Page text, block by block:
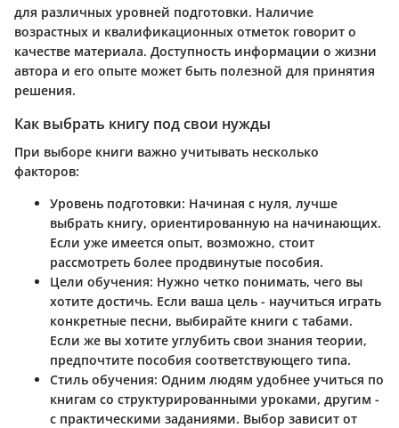
для различных уровней подготовки. Наличие
возрастных и квалификационных отметок говорит о
качестве материала. Доступность информации о жизни
автора и его опыте может быть полезной для принятия
решения.
Как выбрать книгу под свои нужды
При выборе книги важно учитывать несколько
факторов:
Уровень подготовки: Начиная с нуля, лучше
выбрать книгу, ориентированную на начинающих.
Если уже имеется опыт, возможно, стоит
рассмотреть более продвинутые пособия.
Цели обучения: Нужно четко понимать, чего вы
хотите достичь. Если ваша цель - научиться играть
конкретные песни, выбирайте книги с табами.
Если же вы хотите углубить свои знания теории,
предпочтите пособия соответствующего типа.
Стиль обучения: Одним людям удобнее учиться по
книгам со структурированными уроками, другим -
с практическими заданиями. Выбор зависит от